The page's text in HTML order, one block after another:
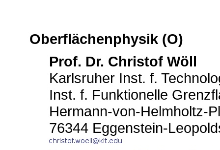
Oberflächenphysik (O)
Prof. Dr. Christof Wöll
Karlsruher Inst. f.
Inst. f. Funktionelle
Hermann-von-Helmholtz-
76344 Eggenstein-